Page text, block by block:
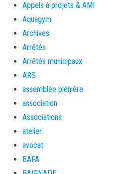
Appels à projets & AMI
Aquagym
Archives
Arrêtés
Arrêtés municipaux
ARS
assemblée plénière
association
Associations
atelier
avocat
BAFA